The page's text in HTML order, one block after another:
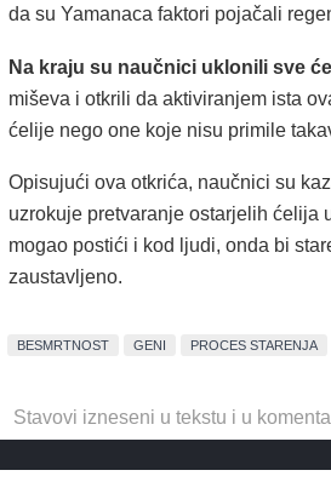
da su Yamanaca faktori pojačali
Na kraju su naučnici uklonili sve
miševa i otkrili da aktiviranjem ista
ćelije nego one koje nisu primile
Opisujući ova otkrića, naučnici su
uzrokuje pretvaranje ostarjelih ćelija
mogao postići i kod ljudi, onda bi
zaustavljeno.
BESMRTNOST GENI PROCES STARENJA
Stavovi izneseni u tekstu i u